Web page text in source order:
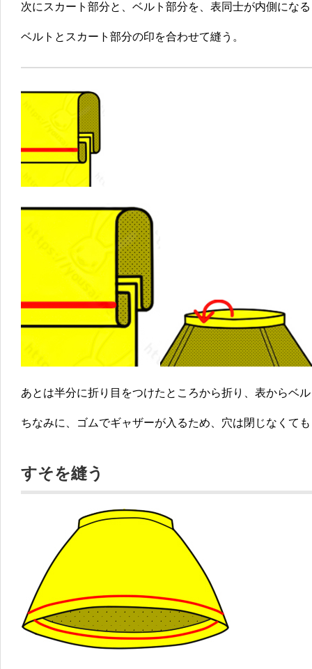
次にスカート部分と、ベルト部分を、表同士が内側にな
ベルトとスカート部分の印を合わせて縫う。
あとは半分に折り目をつけたところから折り、表からベ
ちなみに、ゴムでギャザーが入るため、穴は閉じなくて
すそを縫う